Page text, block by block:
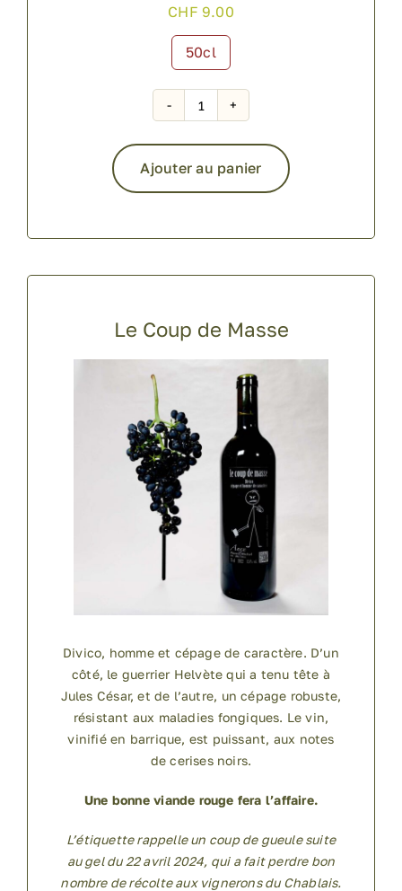
CHF 9.00
50cl
quantité
Gamay
Ajouter au panier
Le Coup de Masse
Divico, homme et cépage de caractère. D’un
côté, le guerrier Helvète qui a tenu tête à
Jules César, et de l’autre, un cépage robuste,
résistant aux maladies fongiques. Le vin,
vinifié en barrique, est puissant, aux notes
de cerises noirs.
Une bonne viande rouge fera l’affaire.
L’étiquette rappelle un coup de gueule suite
au gel du 22 avril 2024, qui a fait perdre bon
nombre de récolte aux vignerons du Chablais.